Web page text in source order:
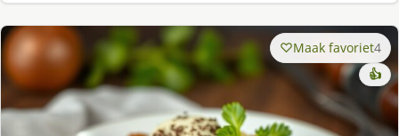
Maak favoriet4
👍